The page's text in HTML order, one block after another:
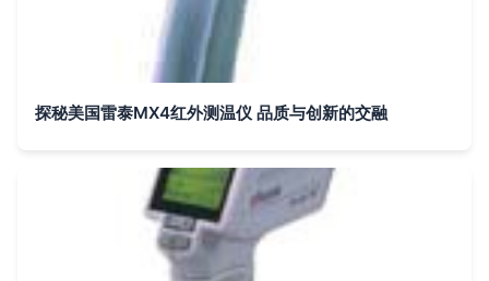
探秘美国雷泰MX4红外测温仪 品质与创新的交融